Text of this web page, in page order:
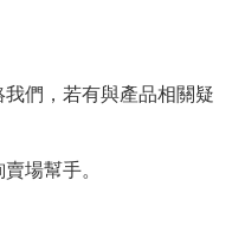
們，若有與產品相關疑
場幫手。